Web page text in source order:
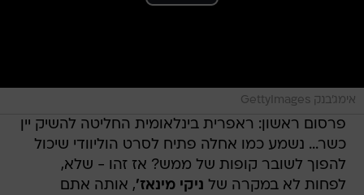
אימג'בנק GettyImages
פרסום ראשון: ראפרית בינלאומית החליטה להשיק יין
כשר... נשמע כמו אחלה פתיח לסרט הוליוודי שיכול
להפוך לשובר קופות של ממש? אז זהו - שלא,
לפחות לא במקרה של ניקי מינאז', אותה אתם